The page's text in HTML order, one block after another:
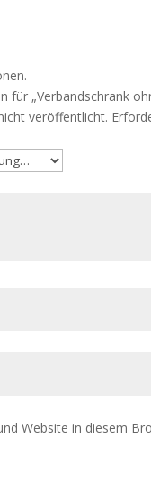
für „Verbandschrank
veröffentlicht.
Website in diesem